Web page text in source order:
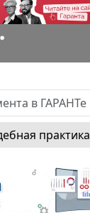
практика